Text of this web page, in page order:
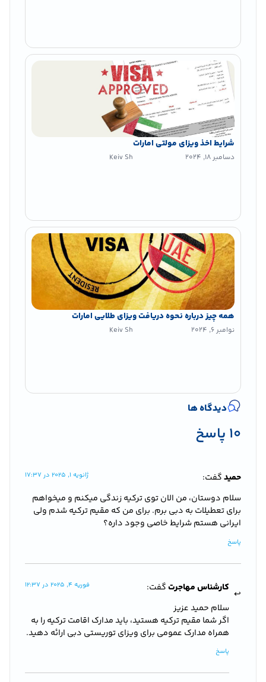
شرایط اخذ ویزای مولتی امارات
دسامبر 18, 2024 Keiv Sh
همه چیز درباره نحوه دریافت ویزای طلایی امارات
نوامبر 6, 2024 Keiv Sh
دیدگاه ها
10 پاسخ
حمیدگفت: ژانویه 1, 2025 در 17:37
سلام دوستان، من الان توی ترکیه زندگی میکنم و میخواهم
برای تعطیلات به دبی برم. برای من که مقیم ترکیه شدم ولی
ایرانی هستم شرایط خاصی وجود داره؟
پاسخ
کارشناس مهاجرتگفت: فوریه 4, 2025 در 12:37
سلام حمید عزیز
اگر شما مقیم ترکیه هستید، باید مدارک اقامت ترکیه را به
همراه مدارک عمومی برای ویزای توریستی دبی ارائه دهید.
پاسخ